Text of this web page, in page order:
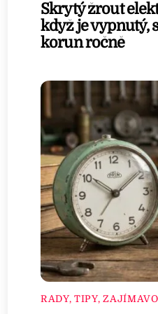
Skrytý žrout
když je vypnutý,
korun ročně
RADY, TIPY,